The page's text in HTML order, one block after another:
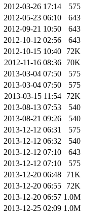
2012-03-26 17:14
575
2012-05-23 06:10
643
2012-09-21 10:50
643
2012-10-12 02:56
643
2012-10-15 10:40
72K
2012-11-16 08:36
70K
2013-03-04 07:50
575
2013-03-04 07:50
575
2013-03-15 11:54
72K
2013-08-13 07:53
540
2013-08-21 09:26
540
2013-12-12 06:31
575
2013-12-12 06:32
540
2013-12-12 07:10
643
2013-12-12 07:10
575
2013-12-20 06:48
71K
2013-12-20 06:55
72K
2013-12-20 06:57 1.0M
2013-12-25 02:09 1.0M